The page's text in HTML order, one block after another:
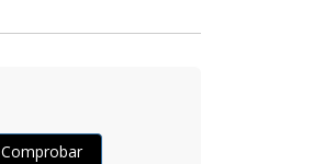
Comprobar